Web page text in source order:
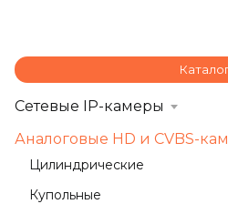
Сетевые IP-камеры
Аналоговые HD и CVBS-
Цилиндрические
Купольные